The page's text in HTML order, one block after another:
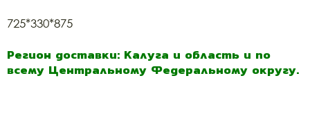
725*330*875
Регион доставки: Калуга и область и по
всему Центральному Федеральному округу.